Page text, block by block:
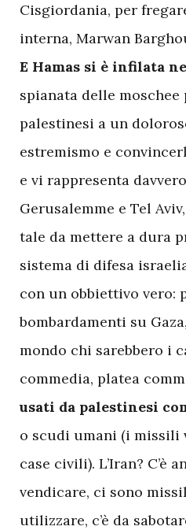
Cisgiordania, per
interna, Marwan
E Hamas si è infilata
spianata delle
palestinesi a un
estremismo e
e vi rappresenta
Gerusalemme e Tel
tale da mettere a dura
sistema di difesa
con un obbiettivo vero:
bombardamenti su
mondo chi sarebbero i
commedia, platea
usati da palestinesi
o scudi umani (i missili
case civili). L’Iran? C’è
vendicare, ci sono
utilizzare, c’è da